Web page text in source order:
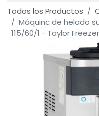
Todos los Productos
Máquina de helado
115/60/1 - Taylor Freezer